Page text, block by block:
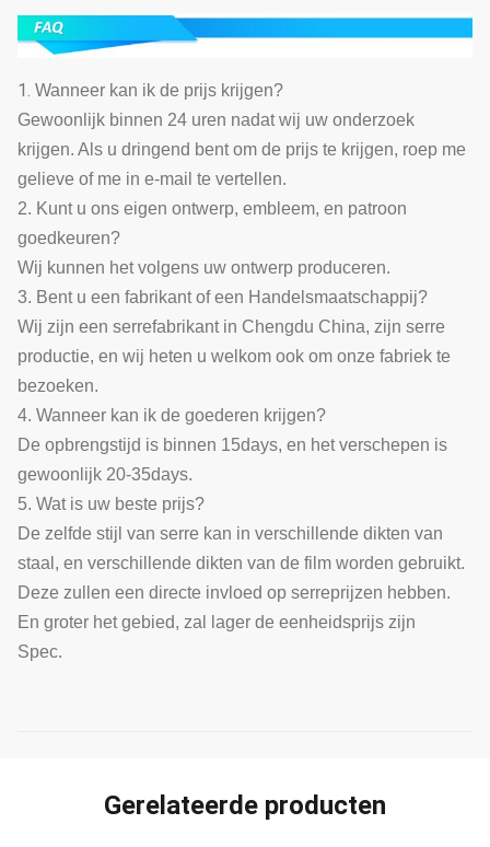
1. Wanneer kan ik de prijs krijgen?
Gewoonlijk binnen 24 uren nadat wij uw onderzoek
krijgen. Als u dringend bent om de prijs te krijgen, roep me
gelieve of me in e-mail te vertellen.
2. Kunt u ons eigen ontwerp, embleem, en patroon
goedkeuren?
Wij kunnen het volgens uw ontwerp produceren.
3. Bent u een fabrikant of een Handelsmaatschappij?
Wij zijn een serrefabrikant in Chengdu China, zijn serre
productie, en wij heten u welkom ook om onze fabriek te
bezoeken.
4. Wanneer kan ik de goederen krijgen?
De opbrengstijd is binnen 15days, en het verschepen is
gewoonlijk 20-35days.
5. Wat is uw beste prijs?
De zelfde stijl van serre kan in verschillende dikten van
staal, en verschillende dikten van de film worden gebruikt.
Deze zullen een directe invloed op serreprijzen hebben.
En groter het gebied, zal lager de eenheidsprijs zijn
Spec.
Gerelateerde producten